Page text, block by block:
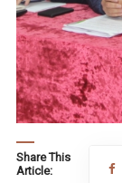
Share This
Article: